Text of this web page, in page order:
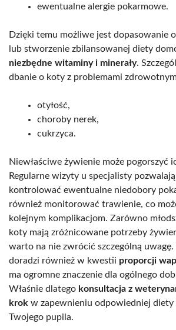
ewentualne alergie pokarmowe.
Dzięki temu możliwe jest dopasowanie
lub stworzenie zbilansowanej diety
niezbędne witaminy i minerały.
dbanie o koty z problemami
otyłość,
choroby nerek,
cukrzyca.
Niewłaściwe żywienie może pogorszyć
Regularne wizyty u specjalisty
kontrolować ewentualne niedobory
również monitorować trawienie, co
kolejnym komplikacjom. Zarówno
koty mają zróżnicowane potrzeby
warto na nie zwrócić szczególną
doradzi również w kwestii proporcji
ma ogromne znaczenie dla ogólnego
Właśnie dlatego konsultacja z
krok w zapewnieniu odpowiedniej diety
Twojego pupila.